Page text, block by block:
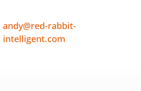
andy@red-rabbit-
intelligent.com